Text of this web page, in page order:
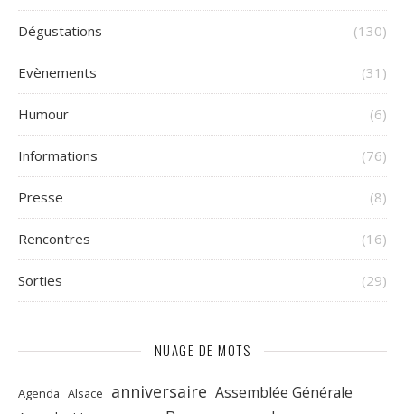
Dégustations (130)
Evènements (31)
Humour (6)
Informations (76)
Presse (8)
Rencontres (16)
Sorties (29)
NUAGE DE MOTS
Agenda Alsace anniversaire Assemblée Générale